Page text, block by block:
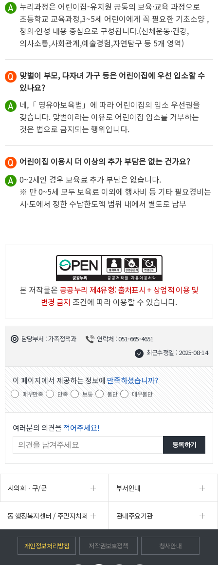
누리과정은 어린이집-유치원 공통의 보육·교육 과정으로
초등학교 교육과정,3~5세 어린이에게 꼭 필요한 기초소양 ,
창의·인성 내용 중심으로 구성됩니다.(신체운동·건강,
의사소통,사회관계,예술경험,자연탐구 등 5개 영역)
맞벌이 부모, 다자녀 가구 등은 어린이집에 우선 입소할 수
있나요?
네,「 영유아보육법」에 따라 어린이집의 입소 우선권을
갖습니다. 맞벌이라는 이유로 어린이집 입소를 거부하는
것은 법으로 금지되는 행위입니다.
어린이집 이용시 더 이상의 추가 부담은 없는 건가요?
0~2세인 경우 보육료 추가 부담은 없습니다.
※ 만 0~5세 모두 보육료 이외에 행사비 등 기타 필요경비는
시·도에서 정한 수납한도액 범위 내에서 별도로 납부
본 저작물은공공누리 제4유형: 출처표시 + 상업적 이용 및
변경 금지 조건에 따라 이용할 수 있습니다.
담당부서 : 가족정책과
연락처 : 051-665-4651
최근수정일 : 2025-08-14
이 페이지에서 제공하는 정보에 만족하셨습니까?
매우만족 만족 보통 불만 매우불만
여러분의 의견을적어주세요!
시의회ㆍ구/군 부서안내
동 행정복지센터 / 주민자치회 관내주요기관
개인정보처리방침 저작권보호정책 청사안내